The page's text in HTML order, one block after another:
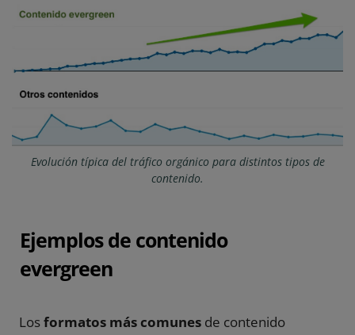
Evolución típica del tráfico orgánico para distintos tipos de
contenido.
Ejemplos de contenido
evergreen
Losformatos más comunes de contenido